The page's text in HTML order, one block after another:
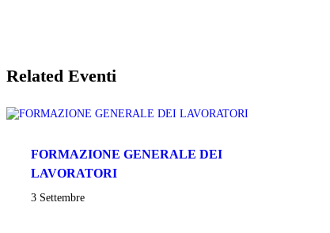
Related Eventi
FORMAZIONE GENERALE DEI
LAVORATORI
3 Settembre